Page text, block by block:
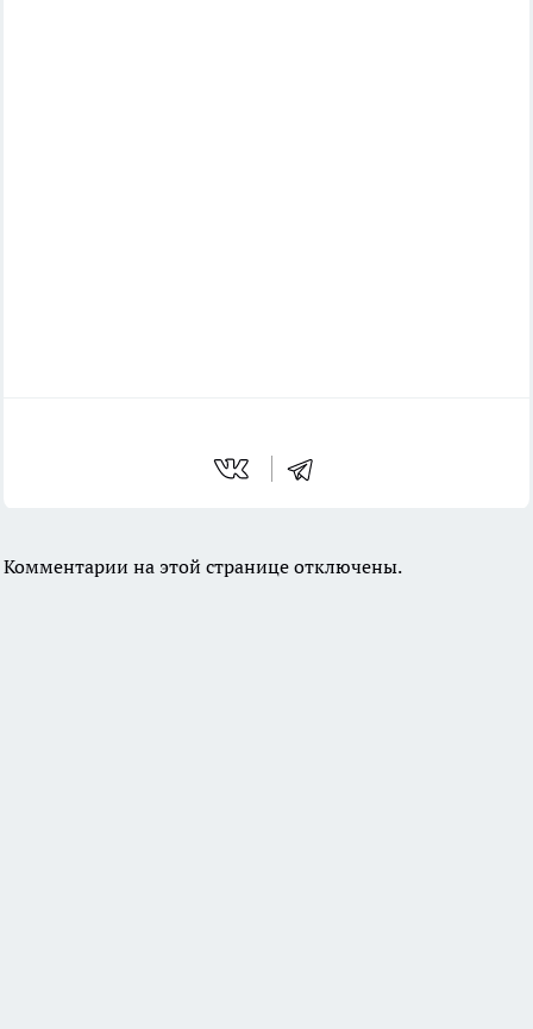
Комментарии на этой странице отключены.